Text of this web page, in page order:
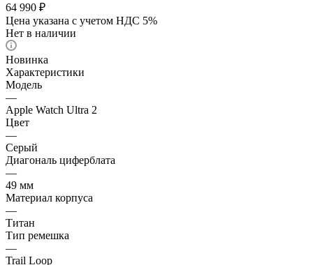
64 990 ₽
Цена указана с учетом НДС 5%
Нет в наличии
Новинка
Характеристики
Модель
—
Apple Watch Ultra 2
Цвет
—
Серый
Диагональ циферблата
—
49 мм
Материал корпуса
—
Титан
Тип ремешка
—
Trail Loop